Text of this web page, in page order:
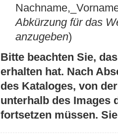
Abkürzung für das
anzugeben)
Bitte beachten Sie,
erhalten hat. Nach
des Kataloges, von
unterhalb des Images
fortsetzen müssen.